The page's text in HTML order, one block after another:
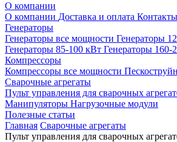
О компании
О компании Доставка и оплата Контакты
Генераторы
Генераторы все мощности Генераторы
Генераторы 85-100 кВт Генераторы 160-
Компрессоры
Компрессоры все мощности
Сварочные агрегаты
Пульт управления для сварочных
Манипуляторы Нагрузочные модули
Полезные статьи
Главная Сварочные агрегаты
Пульт управления для сварочных